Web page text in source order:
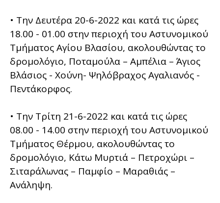
• Την Δευτέρα 20-6-2022 και κατά τις ώρες
18.00 - 01.00 στην περιοχή του Αστυνομικού
Τμήματος Αγίου Βλασίου, ακολουθώντας το
δρομολόγιο, Ποταμούλα – Αμπέλια – Άγιος
Βλάσιος - Χούνη- Ψηλόβραχος Αγαλιανός -
Πεντάκορφος.
• Την Τρίτη 21-6-2022 και κατά τις ώρες
08.00 - 14.00 στην περιοχή του Αστυνομικού
Τμήματος Θέρμου, ακολουθώντας το
δρομολόγιο, Κάτω Μυρτιά – Πετροχώρι –
Σιταράλωνας – Παμφίο – Μαραθιάς –
Ανάληψη.